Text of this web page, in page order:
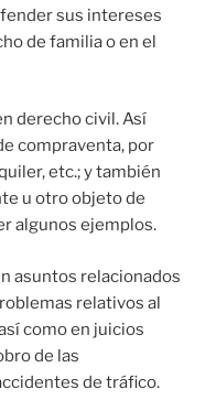
sus intereses
de familia o en el
derecho civil. Así
compraventa, por
etc.; y también
u otro objeto de
algunos ejemplos.
asuntos relacionados
relativos al
como en juicios
de las
de tráfico.